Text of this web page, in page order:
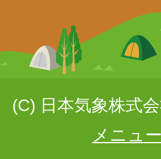
(C) 日本気象株式
メニュ